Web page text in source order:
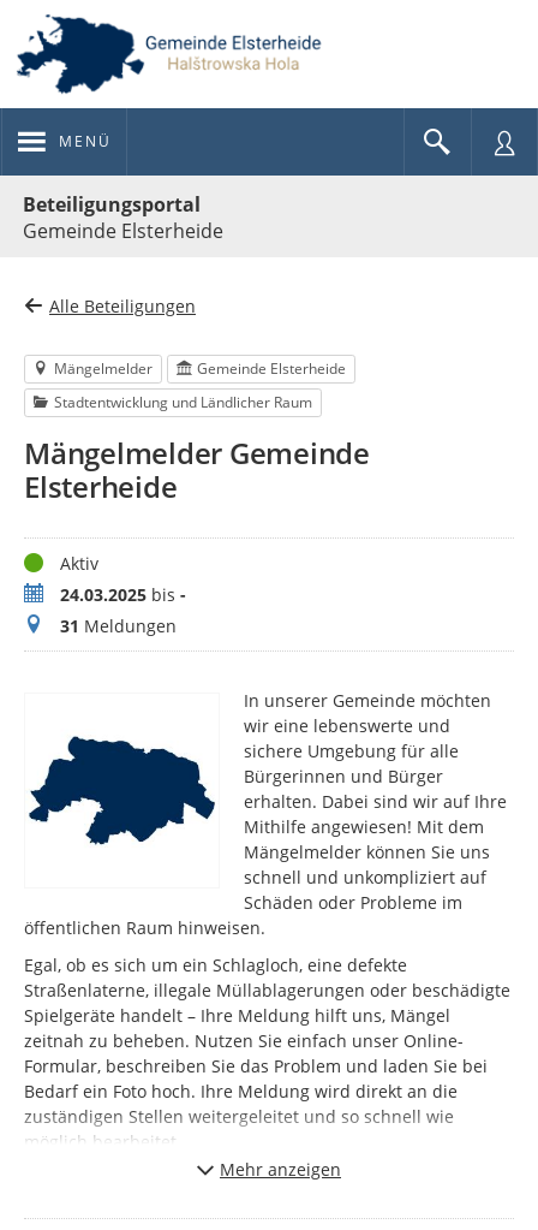
MENÜ
Beteiligungsportal
Gemeinde Elsterheide
Alle Beteiligungen
Mängelmelder
Gemeinde Elsterheide
Stadtentwicklung und Ländlicher Raum
Mängelmelder Gemeinde
Elsterheide
StatusAktiv
Zeitraum24.03.2025 bis -
Meldungen
31 Meldungen
In unserer Gemeinde möchten
wir eine lebenswerte und
sichere Umgebung für alle
Bürgerinnen und Bürger
erhalten. Dabei sind wir auf Ihre
Mithilfe angewiesen! Mit dem
Mängelmelder können Sie uns
schnell und unkompliziert auf
Schäden oder Probleme im
öffentlichen Raum hinweisen.
Egal, ob es sich um ein Schlagloch, eine defekte
Straßenlaterne, illegale Müllablagerungen oder beschädigte
Spielgeräte handelt – Ihre Meldung hilft uns, Mängel
zeitnah zu beheben. Nutzen Sie einfach unser Online-
Formular, beschreiben Sie das Problem und laden Sie bei
Bedarf ein Foto hoch. Ihre Meldung wird direkt an die
zuständigen Stellen weitergeleitet und so schnell wie
möglich bearbeitet.
Gemeinsam sorgen wir für eine saubere, sichere und gut
Mehr anzeigen